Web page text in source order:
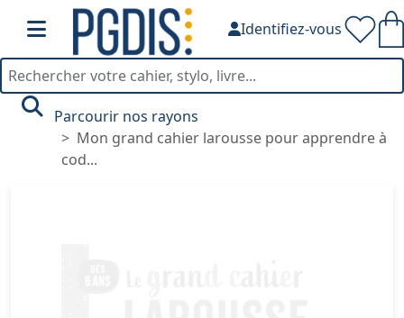
Identifiez-vous
Parcourir nos rayons
Mon grand cahier larousse pour apprendre à
cod...